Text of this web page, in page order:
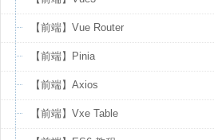
【前端】Vue Router
【前端】Pinia
【前端】Axios
【前端】Vxe Table